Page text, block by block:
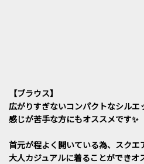
【ブラウス】
広がりすぎないコンパクトなシル
感じが苦手な方にもオススメです✨
首元が程よく開いている為、スク
大人カジュアルに着ることができオ